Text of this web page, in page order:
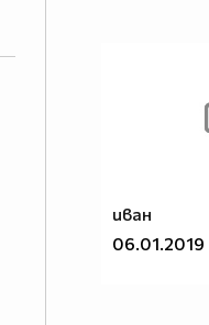
иван
06.01.2019